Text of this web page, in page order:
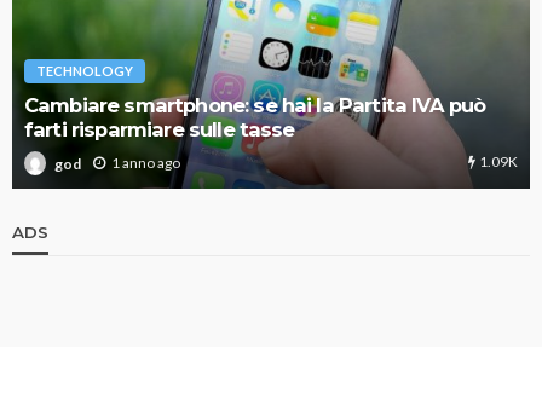
TECHNOLOGY
Cambiare smartphone: se hai la Partita IVA può
farti risparmiare sulle tasse
god 1 anno ago 1.09K
ADS